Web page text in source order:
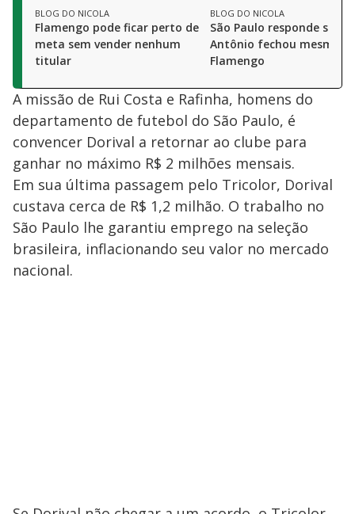
BLOG DO NICOLA
Flamengo pode ficar perto de
meta sem vender nenhum
titular
BLOG DO NICOLA
São Paulo responde se
Antônio fechou mesmo
Flamengo
A missão de Rui Costa e Rafinha, homens do
departamento de futebol do São Paulo, é
convencer Dorival a retornar ao clube para
ganhar no máximo R$ 2 milhões mensais.
Em sua última passagem pelo Tricolor, Dorival
custava cerca de R$ 1,2 milhão. O trabalho no
São Paulo lhe garantiu emprego na seleção
brasileira, inflacionando seu valor no mercado
nacional.